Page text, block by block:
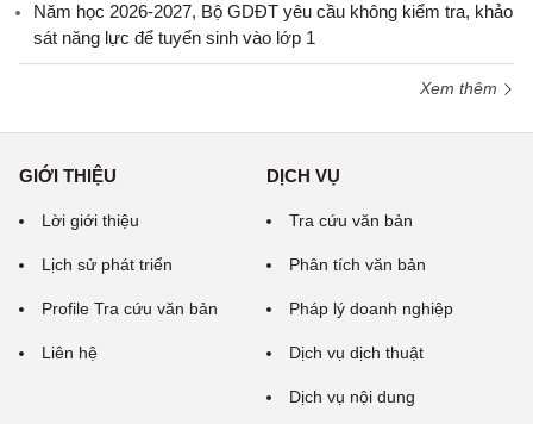
Năm học 2026-2027, Bộ GDĐT yêu cầu không kiểm tra, khảo
sát năng lực để tuyển sinh vào lớp 1
Xem thêm
GIỚI THIỆU
Lời giới thiệu
Lịch sử phát triển
Profile Tra cứu văn bản
Liên hệ
DỊCH VỤ
Tra cứu văn bản
Phân tích văn bản
Pháp lý doanh nghiệp
Dịch vụ dịch thuật
Dịch vụ nội dung